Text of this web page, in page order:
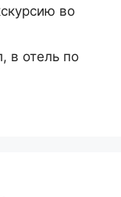
во
в отель по